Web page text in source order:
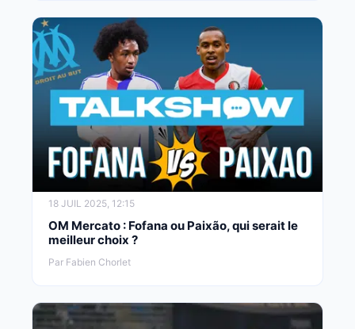
18 JUIL 2025, 12:15
OM Mercato : Fofana ou Paixão, qui serait le
meilleur choix ?
Par Fabien Chorlet